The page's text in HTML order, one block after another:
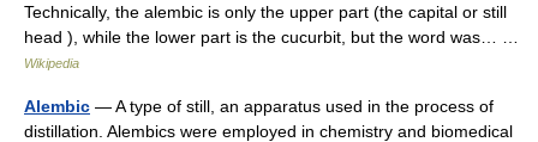
Technically, the alembic is only the upper part (the capital or still
head ), while the lower part is the cucurbit, but the word was… …
Wikipedia
Alembic — A type of still, an apparatus used in the process of
distillation. Alembics were employed in chemistry and biomedical